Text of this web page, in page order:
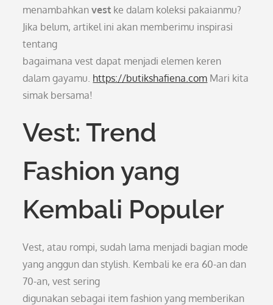
menambahkanvest ke dalam koleksi pakaianmu?
Jika belum, artikel ini akan memberimu inspirasi
tentang
bagaimana vest dapat menjadi elemen keren
dalam gayamu. https://butikshafiena.com Mari kita
simak bersama!
Vest: Trend
Fashion yang
Kembali Populer
Vest, atau rompi, sudah lama menjadi bagian mode
yang anggun dan stylish. Kembali ke era 60-an dan
70-an, vest sering
digunakan sebagai item fashion yang memberikan